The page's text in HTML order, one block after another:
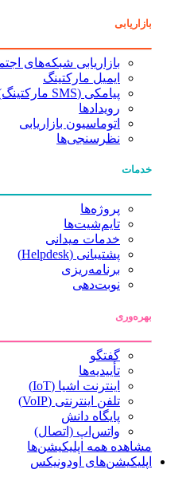
بازاریابی
بازاریابی شبکه‌های اجتماعی
ایمیل مارکتینگ
پیامکی (SMS مارکتینگ)
رویدادها
اتوماسیون بازاریابی
نظرسنجی‌ها
خدمات
پروژه‌ها
تایم‌شیت‌ها
خدمات میدانی
پشتیبانی (Helpdesk)
برنامه‌ریزی
نوبت‌دهی
بهره‌وری
گفتگو
تأییدیه‌ها
اینترنت اشیا (IoT)
تلفن اینترنتی (VoIP)
پایگاه دانش
واتس‌اپ (اتصال)
مشاهده همه اپلیکیشن‌ها
اپلیکیشن‌های اودونیکس